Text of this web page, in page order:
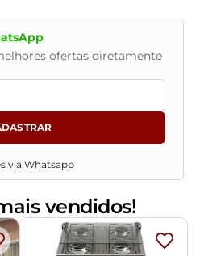
passará normalmente
e/ou corredores,
ou imprevistos
ofertas diretamente
via Whatsapp
vendidos!